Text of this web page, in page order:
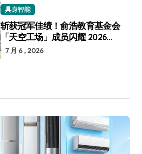
具身智能
斩获冠军佳绩！俞浩教育基金会
「天空工场」成员闪耀 2026
RoboCup 机器人世界杯
7 月 6 , 2026